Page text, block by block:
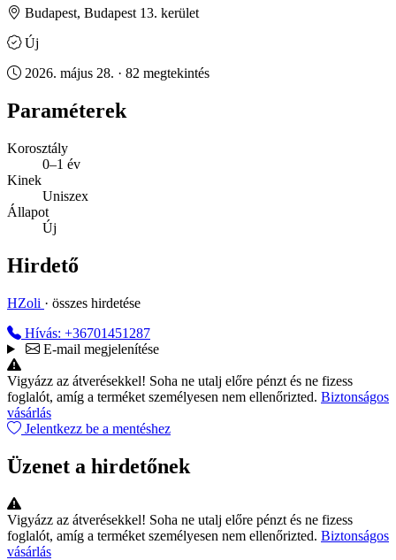
Budapest, Budapest 13. kerület
Új
2026. május 28. · 82 megtekintés
Paraméterek
Korosztály
0–1 év
Kinek
Uniszex
Állapot
Új
Hirdető
HZoli · összes hirdetése
Hívás: +36701451287
E-mail megjelenítése
Vigyázz az átverésekkel! Soha ne utalj előre pénzt és ne fizess
foglalót, amíg a terméket személyesen nem ellenőrizted. Biztonságos
vásárlás
Jelentkezz be a mentéshez
Üzenet a hirdetőnek
Vigyázz az átverésekkel! Soha ne utalj előre pénzt és ne fizess
foglalót, amíg a terméket személyesen nem ellenőrizted. Biztonságos
vásárlás